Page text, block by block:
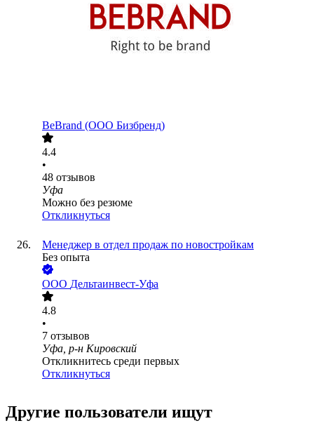
BeBrand (ООО Бизбренд)
4.4
•
48 отзывов
Уфа
Можно без резюме
Откликнуться
Менеджер в отдел продаж по новостройкам
Без опыта
ООО Дельтаинвест-Уфа
4.8
•
7 отзывов
Уфа, р-н Кировский
Откликнитесь среди первых
Откликнуться
Другие пользователи ищут